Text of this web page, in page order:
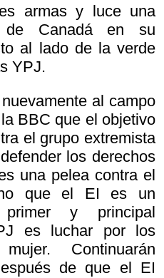
armas y luce una
de Canadá en su
al lado de la verde
YPJ.
al campo
BBC que el objetivo
el grupo extremista
los derechos
una pelea contra el
que el EI es un
primer y principal
es luchar por los
Continuarán
de que el EI